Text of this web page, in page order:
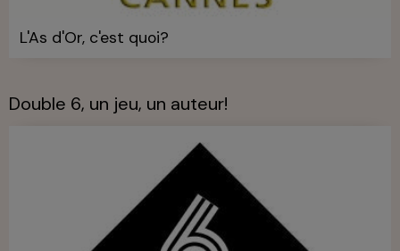
L'As d'Or, c'est quoi?
Double 6, un jeu, un auteur!